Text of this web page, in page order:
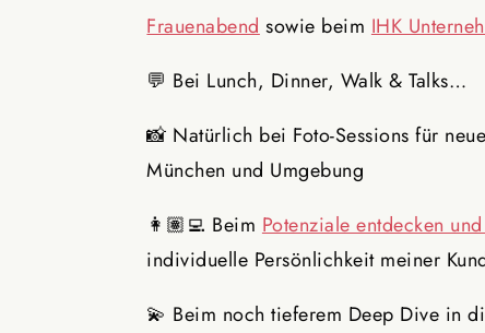
Frauenabend sowie beim IHK
💬 Bei Lunch, Dinner, Walk & Talks…
📸 Natürlich bei Foto-Sessions für
München und Umgebung
👩🏽‍💻 Beim Potenziale entdecken
individuelle Persönlichkeit meiner
💫 Beim noch tieferem Deep Dive in